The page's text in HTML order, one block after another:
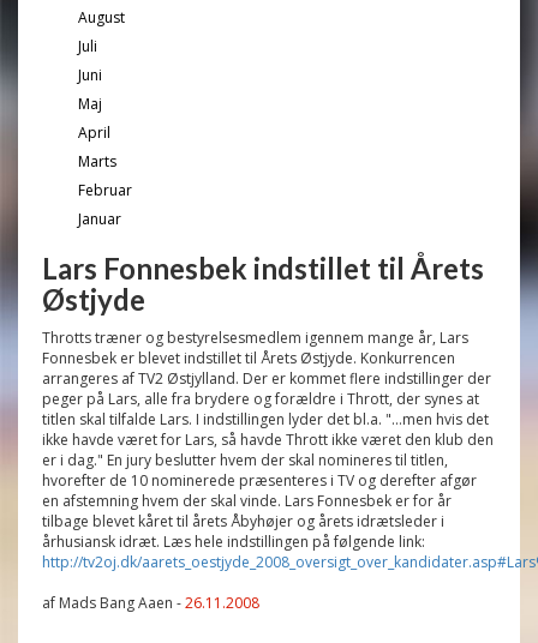
August
Juli
Juni
Maj
April
Marts
Februar
Januar
Lars Fonnesbek indstillet til Årets
Østjyde
Throtts træner og bestyrelsesmedlem igennem mange år, Lars
Fonnesbek er blevet indstillet til Årets Østjyde. Konkurrencen
arrangeres af TV2 Østjylland. Der er kommet flere indstillinger der
peger på Lars, alle fra brydere og forældre i Thrott, der synes at
titlen skal tilfalde Lars. I indstillingen lyder det bl.a. "...men hvis det
ikke havde været for Lars, så havde Thrott ikke været den klub den
er i dag." En jury beslutter hvem der skal nomineres til titlen,
hvorefter de 10 nominerede præsenteres i TV og derefter afgør
en afstemning hvem der skal vinde. Lars Fonnesbek er for år
tilbage blevet kåret til årets Åbyhøjer og årets idrætsleder i
århusiansk idræt. Læs hele indstillingen på følgende link:
http://tv2oj.dk/
af Mads Bang Aaen -26.11.2008